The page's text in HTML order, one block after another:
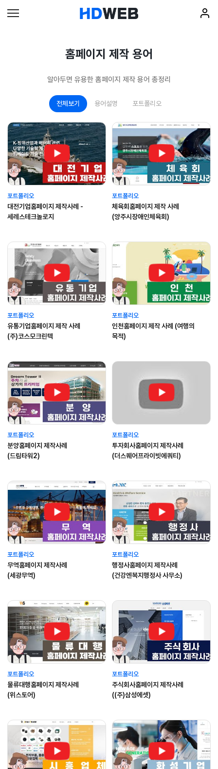
홈페이지 제작 용어
알아두면 유용한 홈페이지 제작 용어 총정리
전체보기 용어설명 포트폴리오
포트폴리오
대전기업홈페이지 제작사례 -
세레스테크놀로지
포트폴리오
체육회홈페이지 제작 사례
(양주시장애인체육회)
포트폴리오
유통기업홈페이지 제작 사례
(주)코스모크린텍
포트폴리오
인천홈페이지 제작 사례 (여행의
목적)
포트폴리오
분양홈페이지 제작사례
(드림타워2)
포트폴리오
투자회사홈페이지 제작사례
(더스퀘어프라이빗에쿼티)
포트폴리오
무역홈페이지 제작사례
(세광무역)
포트폴리오
행정사홈페이지 제작사례
(건강엔복지행정사 사무소)
포트폴리오
물류대행홈페이지 제작사례
(위스토어)
포트폴리오
주식회사홈페이지 제작사례
((주)삼성에셋)